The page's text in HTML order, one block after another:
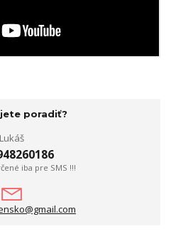
poradiť?
Lukáš
iba pre SMS !!!